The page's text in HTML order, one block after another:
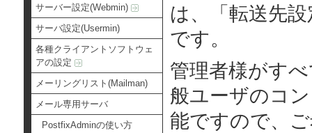
サーバー設定(Webmin)
サーバ設定(Usermin)
各種クライアントソフトウェ
アの設定
メーリングリスト(Mailman)
メール専用サーバ
PostfixAdminの使い方
は、
「転送先
です。
管理者様がす
般ユーザのコ
能ですので、